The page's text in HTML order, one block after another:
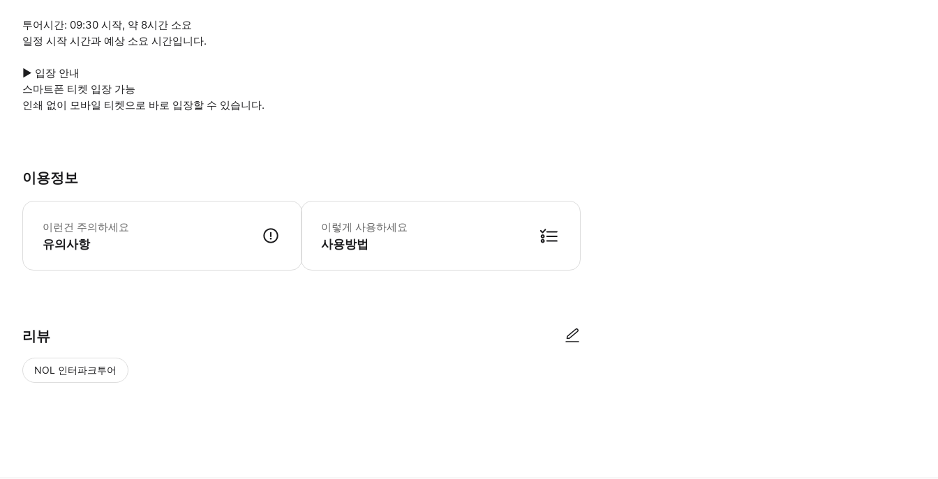
투어시간: 09:30 시작, 약 8시간 소요
일정 시작 시간과 예상 소요 시간입니다.
▶ 입장 안내
스마트폰 티켓 입장 가능
인쇄 없이 모바일 티켓으로 바로 입장할 수 있습니다.
이용정보
이런건 주의하세요
유의사항
▶ 꼭 알아두세요 * 각 고객은 € 200의 입금을 하고 유효한 신분증을 제시해야 합니다 * 전기 자전거를 대여한 상태로 반납할 책임은 사용자에게 있습니다.
이렇게 사용하세요
사용방법
리뷰
NOL 인터파크투어